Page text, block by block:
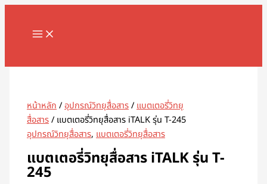
Skip
content
MAIN
หน้าหลัก/อุปกรณ์วิทยุสื่อสาร/แบตเตอรี่วิทยุ
สื่อสาร/ แบตเตอรี่วิทยุสื่อสาร iTALK รุ่น T-245
อุปกรณ์วิทยุสื่อสาร,แบตเตอรี่วิทยุสื่อสาร
แบตเตอรี่วิทยุสื่อสาร iTALK รุ่น T-
245
จำนวน
วิทยุ
iTALK
245
ชิ้น